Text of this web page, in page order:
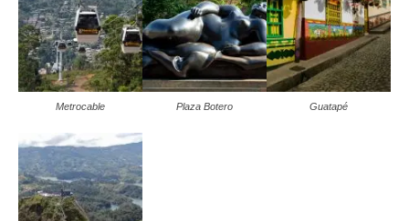
Metrocable Plaza Botero Guatapé